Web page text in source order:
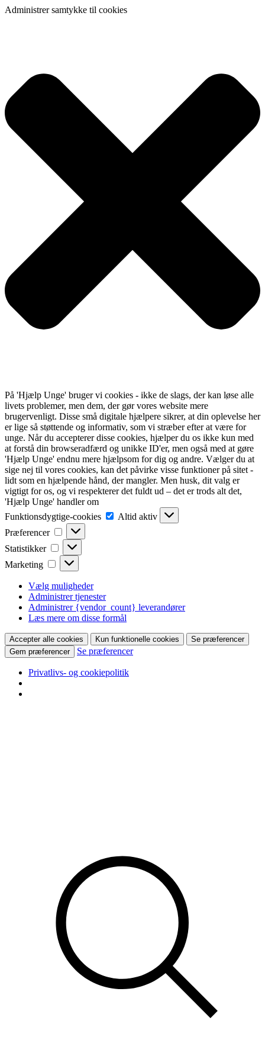
Administrer samtykke til cookies
På 'Hjælp Unge' bruger vi cookies - ikke de slags, der kan løse alle
livets problemer, men dem, der gør vores website mere
brugervenligt. Disse små digitale hjælpere sikrer, at din oplevelse her
er lige så støttende og informativ, som vi stræber efter at være for
unge. Når du accepterer disse cookies, hjælper du os ikke kun med
at forstå din browseradfærd og unikke ID'er, men også med at gøre
'Hjælp Unge' endnu mere hjælpsom for dig og andre. Vælger du at
sige nej til vores cookies, kan det påvirke visse funktioner på sitet -
lidt som en hjælpende hånd, der mangler. Men husk, dit valg er
vigtigt for os, og vi respekterer det fuldt ud – det er trods alt det,
'Hjælp Unge' handler om
Funktionsdygtige-cookies
Funktionsdygtige-
cookies
Altid aktiv
Præferencer
Præferencer
Statistikker Statistikker
Marketing Marketing
Vælg muligheder
Administrer tjenester
Administrer {vendor_count} leverandører
Læs mere om disse formål
Accepter alle cookies Kun funktionelle cookies
Se præferencer
Gem præferencer
Se præferencer
Privatlivs- og cookiepolitik